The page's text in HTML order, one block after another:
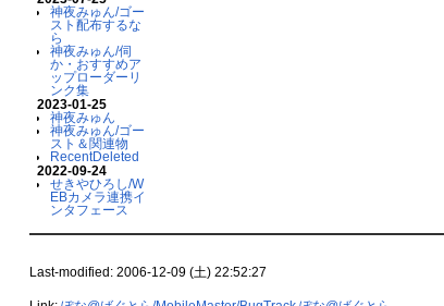
神夜みゅん/ゴー
スト配布するな
ら
神夜みゅん/伺
か・おすすめア
ップローダーリ
ンク集
2023-01-25
神夜みゅん
神夜みゅん/ゴー
スト＆関連物
RecentDeleted
2022-09-24
せきやひろし/W
EBカメラ連携イ
ンタフェース
Last-modified: 2006-12-09 (土) 22:52:27